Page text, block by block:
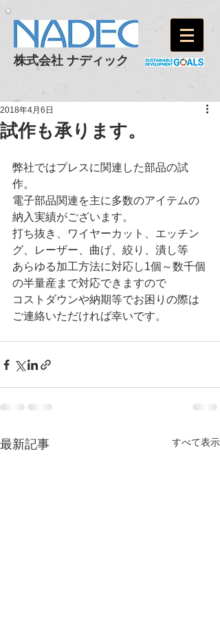
株式会社 ナディック
試作も承ります。
2018年4月6日
弊社ではプレスに関連した部品の試
作。
電子部品関連を主に多数のアイテムの
納入実績がございます。
打ち抜き、ワイヤーカット、エッチン
グ、レーザー、曲げ、絞り、潰し等
あらゆる加工方法に対応し1個～数千個
の半量産まで対応できますので
コストダウンや納期等でお困りの際は
ご連絡いただければ幸いです。
最新記事 すべて表示